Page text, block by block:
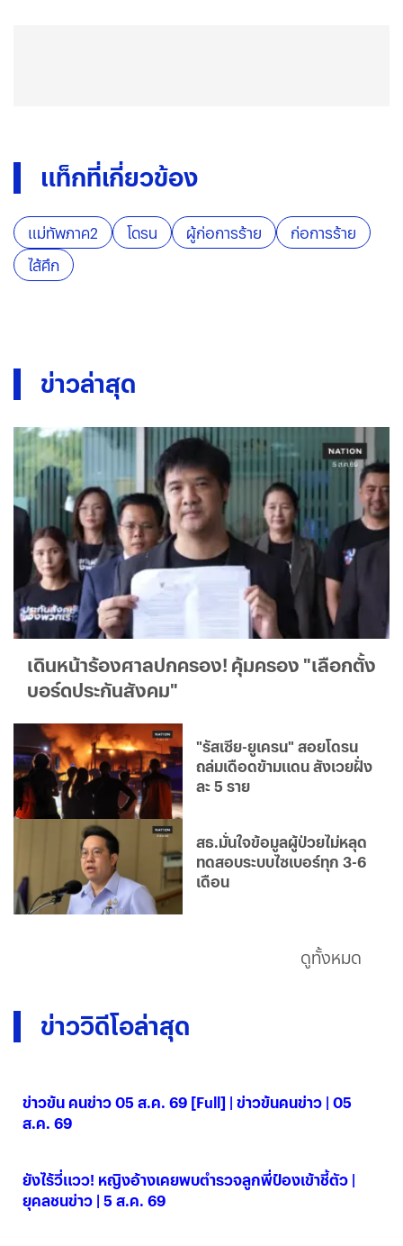
แท็กที่เกี่ยวข้อง
แม่ทัพภาค2 โดรน ผู้ก่อการร้าย
ก่อการร้าย
ไส้ศึก
ข่าวล่าสุด
เดินหน้าร้องศาลปกครอง! คุ้มครอง "เลือกตั้ง
บอร์ดประกันสังคม"
"รัสเซีย-ยูเครน" สอยโดรน
ถล่มเดือดข้ามแดน สังเวยฝั่ง
ละ 5 ราย
สธ.มั่นใจข้อมูลผู้ป่วยไม่หลุด
ทดสอบระบบไซเบอร์ทุก 3-6
เดือน
ดูทั้งหมด
ข่าววิดีโอล่าสุด
ข่าวข้น คนข่าว 05 ส.ค. 69 [Full] | ข่าวข้นคนข่าว | 05
ส.ค. 69
ยังไร้วี่แวว! หญิงอ้างเคยพบตำรวจลูกพี่ป๋องเข้าชี้ตัว |
ยุคลชนข่าว | 5 ส.ค. 69